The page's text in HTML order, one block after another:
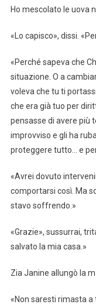
Ho mescolato le uova
«Lo capisco», dissi.
«Perché sapeva che
situazione. O a
voleva che tu ti
che era già tuo per
pensasse di avere più
improvviso e gli ha
proteggere tutto… e
«Avrei dovuto
comportarsi così. Ma
stavo soffrendo.»
«Grazie», sussurrai,
salvato la mia casa.»
Zia Janine allungò la
«Non saresti rimasta a